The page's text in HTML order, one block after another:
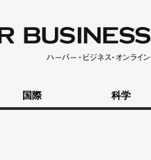
国際 科学